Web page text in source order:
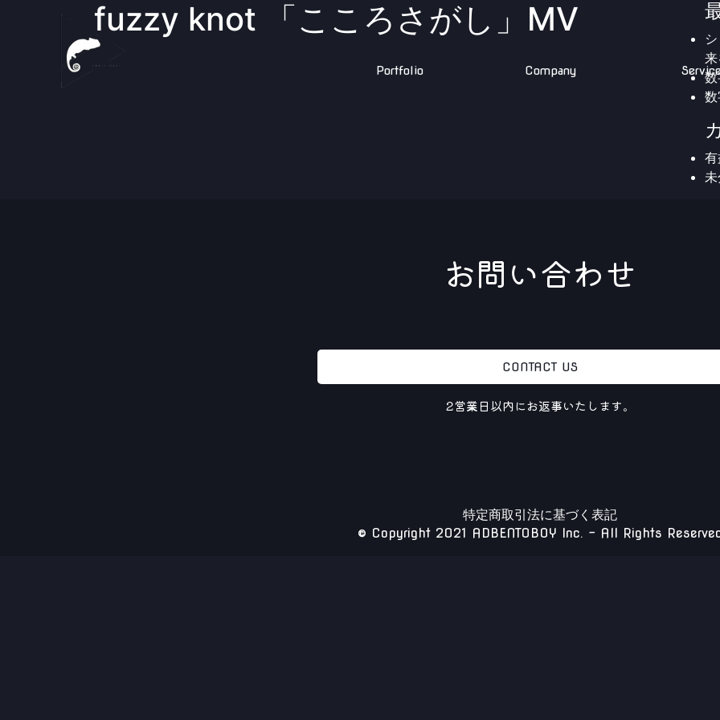
Portfolio Company
fuzzy knot 「こころさがし」MV
お問い合わせ
CONTACT US
2営業日以内にお返事いたします。
特定商取引法に基づく表記
© Copyright 2021 ADBENTOBOY Inc. - All Rights